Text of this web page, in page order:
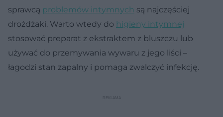
sprawcą problemów intymnych są najczęściej
drożdżaki. Warto wtedy do higieny intymnej
stosować preparat z ekstraktem z bluszczu lub
używać do przemywania wywaru z jego liści –
łagodzi stan zapalny i pomaga zwalczyć infekcję.